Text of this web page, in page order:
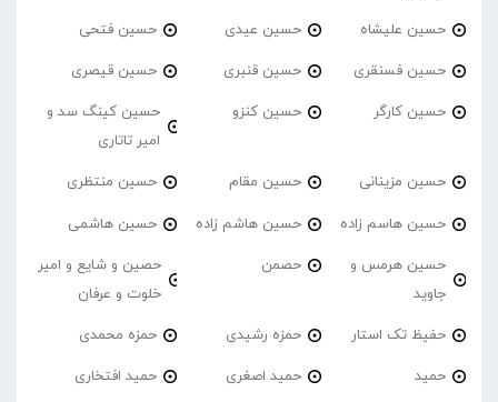
حسین علیشاه حسین عیدی حسین فتحی
حسین فسنقری حسین قنبری حسین قیصری
حسین کارگر حسین کنزو
حسین کینگ سد و
امیر تاتاری
حسین مزینانی حسین مقام حسین منتظری
حسین هاسم زاده حسین هاشم زاده حسین هاشمی
حسین هرمس و
جاوید
حصمن
حصین و شایع و امیر
خلوت و عرفان
حفیظ تک استار حمزه رشیدی حمزه محمدی
حمید حمید اصغری حمید افتخاری